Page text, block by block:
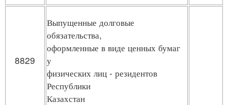
8829
Выпущенные долговые
обязательства,
оформленные в виде ценных бумаг
у
физических лиц - резидентов
Республики
Казахстан